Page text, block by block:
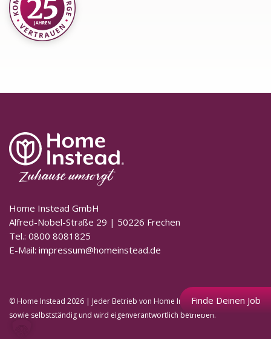
Finde Deinen Job
Home Instead GmbH
Alfred-Nobel-Straße 29 | 50226 Frechen
Tel.: 0800 8081825
E-Mail: impressum@homeinstead.de
© Home Instead 2026 | Jeder Betrieb von Home Instead ist unabhängig
sowie selbstständig und wird eigenverantwortlich betrieben.